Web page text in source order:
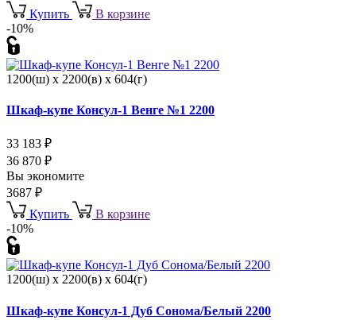
Купить
В корзине
-10%
1200(ш) x 2200(в) x 604(г)
Шкаф-купе Консул-1 Венге №1 2200
33 183 ₽
36 870 ₽
Вы экономите
3687 ₽
Купить
В корзине
-10%
1200(ш) x 2200(в) x 604(г)
Шкаф-купе Консул-1 Дуб Сонома/Белый 2200